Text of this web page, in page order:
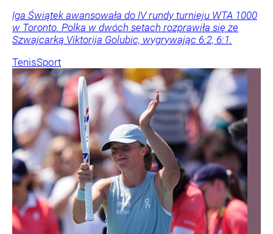
Iga Świątek awansowała do IV rundy turnieju WTA 1000
w Toronto. Polka w dwóch setach rozprawiła się ze
Szwajcarką Viktorija Golubic, wygrywając 6:2, 6:1.
TenisSport